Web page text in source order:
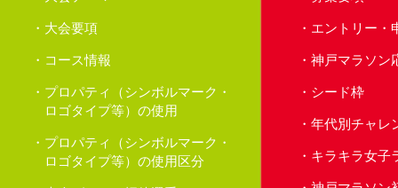
大会要項
コース情報
プロパティ（シンボルマーク・
ロゴタイプ等）の使用
プロパティ（シンボルマーク・
ロゴタイプ等）の使用区分
エントリー・
神戸マラソン
シード枠
年代別チャレ
キラキラ女子